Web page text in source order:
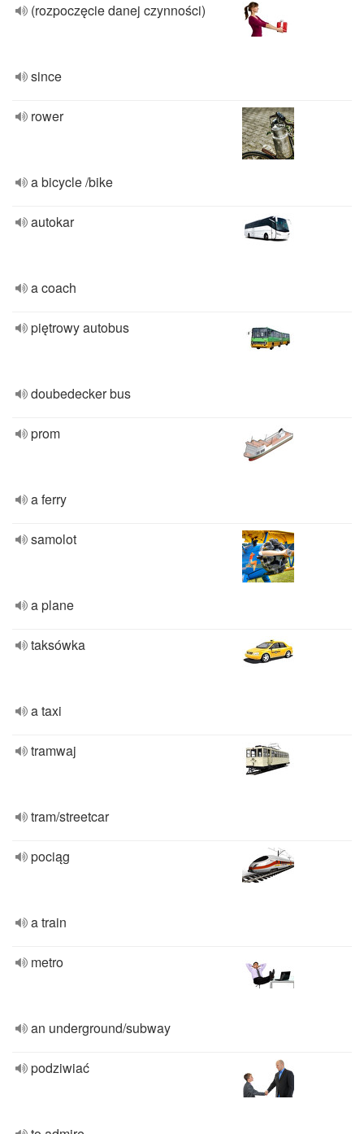
(rozpoczęcie danej czynności)
since
rower
a bicycle /bike
autokar
a coach
piętrowy autobus
doubedecker bus
prom
a ferry
samolot
a plane
taksówka
a taxi
tramwaj
tram/streetcar
pociąg
a train
metro
an underground/subway
podziwiać